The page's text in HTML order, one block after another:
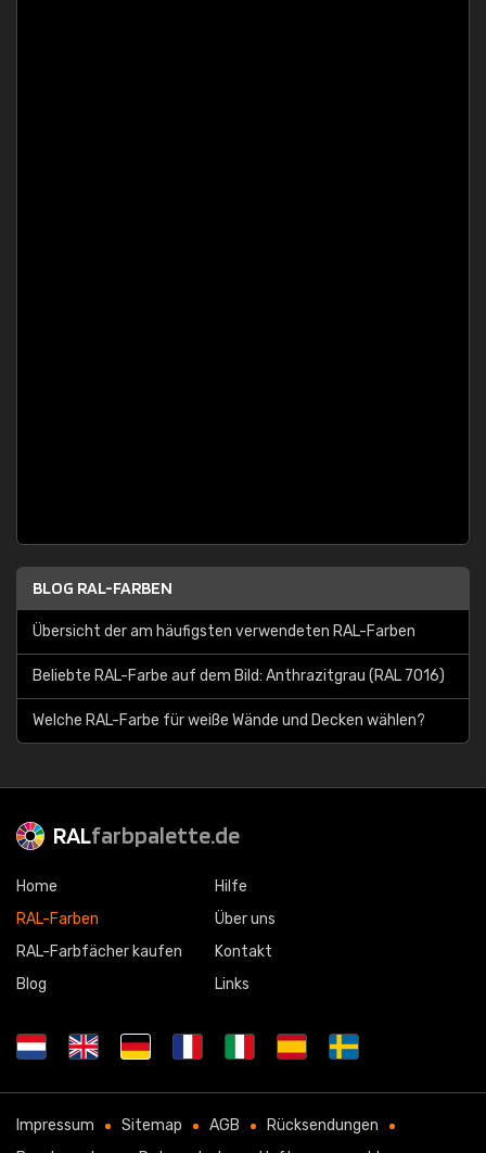
BLOG RAL-FARBEN
Übersicht der am häufigsten verwendeten RAL-Farben
Beliebte RAL-Farbe auf dem Bild: Anthrazitgrau (RAL 7016)
Welche RAL-Farbe für weiße Wände und Decken wählen?
RALfarbpalette.de
Home
RAL-Farben
RAL-Farbfächer kaufen
Blog
Hilfe
Über uns
Kontakt
Links
Impressum Sitemap AGB
Rücksendungen